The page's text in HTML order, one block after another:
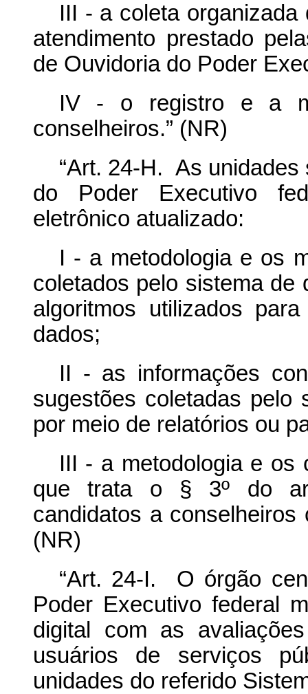
III - a coleta
atendimento prestado
de Ouvidoria do Poder
IV - o registro e a
conselheiros.” (NR)
“Art. 24-H. As
do Poder Executivo
eletrônico atualizado:
I - a metodologia e os
coletados pelo sistema
algoritmos utilizados
dados;
II - as informações
sugestões coletadas
por meio de relatórios ou
III - a metodologia e os
que trata o § 3º do
candidatos a conselheiros
(NR)
“Art. 24-I. O órgão
Poder Executivo federal
digital com as
usuários de serviços
unidades do referido